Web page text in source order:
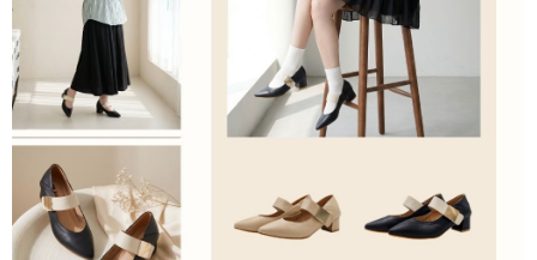
berasingan dan tidak termasuk dalam bil telekom anda. SMS peringatan
pembayaran akan dihantar selepas kitaran bil bulanan.
Selepas mengakses bil melalui pautan dalam SMS, anda boleh
menyelesaikan pembayaran anda melalui salah satu saluran berikut: kod
bar kedai serbaneka, kedai runcit Taiwan Mobile, pemindahan bank,
JKOPay, atau iPASS MONEY.
[Nota Penting]
Perkhidmatan ini disediakan oleh Taiwan Mobile Co., Ltd. (“Syarikat”),
yang membolehkan pelanggan membeli barangan atau perkhidmatan
付款後門市自取
Penghantaran percuma
境外配送 Kadar Penghantaran